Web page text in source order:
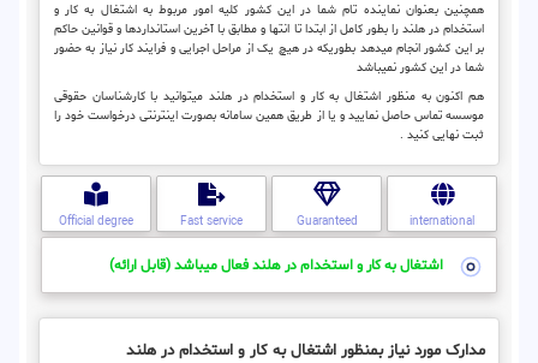
همچنین بعنوان نماینده تام شما در این کشور کلیه امور مربوط به اشتغال به کار و
استخدام در هلند را بطور کامل از ابتدا تا انتها و مطابق با آخرین استانداردها و قوانین حاکم
بر این کشور انجام میدهد بطوریکه در هیچ یک از مراحل اجرایی و فرایند کار نیاز به حضور
شما در این کشور نمیباشد
هم اکنون به منظور اشتغال به کار و استخدام در هلند میتوانید با کارشناسان حقوقی
موسسه تماس حاصل نمایید و یا از طریق همین سامانه بصورت اینترنتی درخواست خود را
ثبت نهایی کنید .
international
Guaranteed
Fast service
Official degree
اشتغال به کار و استخدام در هلند فعال میباشد (قابل ارائه)
مدارک مورد نیاز بمنظور اشتغال به کار و استخدام در هلند